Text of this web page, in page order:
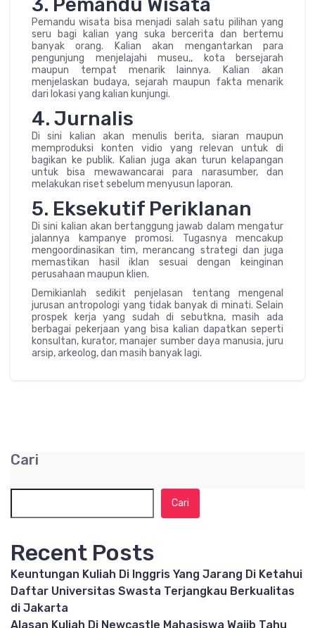
Pemandu wisata bisa menjadi salah satu pilihan yang
seru bagi kalian yang suka bercerita dan bertemu
banyak orang. Kalian akan mengantarkan para
pengunjung menjelajahi museu,, kota bersejarah
maupun tempat menarik lainnya. Kalian akan
menjelaskan budaya, sejarah maupun fakta menarik
dari lokasi yang kalian kunjungi.
4. Jurnalis
Di sini kalian akan menulis berita, siaran maupun
memproduksi konten vidio yang relevan untuk di
bagikan ke publik. Kalian juga akan turun kelapangan
untuk bisa mewawancarai para narasumber, dan
melakukan riset sebelum menyusun laporan.
5. Eksekutif Periklanan
Di sini kalian akan bertanggung jawab dalam mengatur
jalannya kampanye promosi. Tugasnya mencakup
mengoordinasikan tim, merancang strategi dan juga
memastikan hasil iklan sesuai dengan keinginan
perusahaan maupun klien.
Demikianlah sedikit penjelasan tentang mengenal
jurusan antropologi yang tidak banyak di minati. Selain
prospek kerja yang sudah di sebutkna, masih ada
berbagai pekerjaan yang bisa kalian dapatkan seperti
konsultan, kurator, manajer sumber daya manusia, juru
arsip, arkeolog, dan masih banyak lagi.
Cari
Cari
Recent Posts
Keuntungan Kuliah Di Inggris Yang Jarang Di Ketahui
Daftar Universitas Swasta Terjangkau Berkualitas
di Jakarta
Alasan Kuliah Di Newcastle Mahasiswa Wajib Tahu